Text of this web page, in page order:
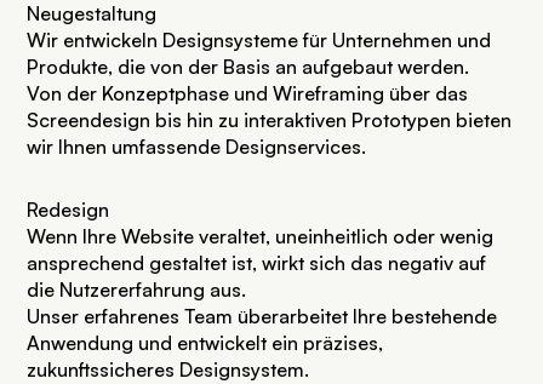
Neugestaltung
Wir entwickeln Designsysteme für Unternehmen und
Produkte, die von der Basis an aufgebaut werden.
Von der Konzeptphase und Wireframing über das
Screendesign bis hin zu interaktiven Prototypen bieten
wir Ihnen umfassende Designservices.
Redesign
Wenn Ihre Website veraltet, uneinheitlich oder wenig
ansprechend gestaltet ist, wirkt sich das negativ auf
die Nutzererfahrung aus.
Unser erfahrenes Team überarbeitet Ihre bestehende
Anwendung und entwickelt ein präzises,
zukunftssicheres Designsystem.